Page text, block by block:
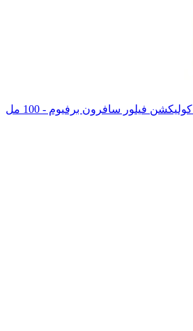
فيلور سافرون برفيوم - 100 مل